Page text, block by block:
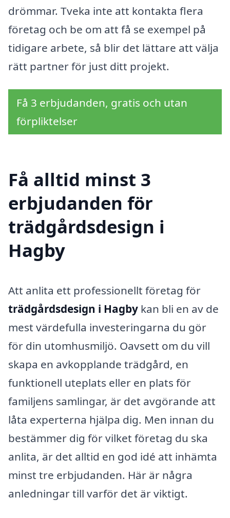
drömmar. Tveka inte att kontakta flera
företag och be om att få se exempel på
tidigare arbete, så blir det lättare att välja
rätt partner för just ditt projekt.
Få 3 erbjudanden, gratis och utan
förpliktelser
Få alltid minst 3
erbjudanden för
trädgårdsdesign i
Hagby
Att anlita ett professionellt företag för
trädgårdsdesign i Hagby kan bli en av de
mest värdefulla investeringarna du gör
för din utomhusmiljö. Oavsett om du vill
skapa en avkopplande trädgård, en
funktionell uteplats eller en plats för
familjens samlingar, är det avgörande att
låta experterna hjälpa dig. Men innan du
bestämmer dig för vilket företag du ska
anlita, är det alltid en god idé att inhämta
minst tre erbjudanden. Här är några
anledningar till varför det är viktigt.